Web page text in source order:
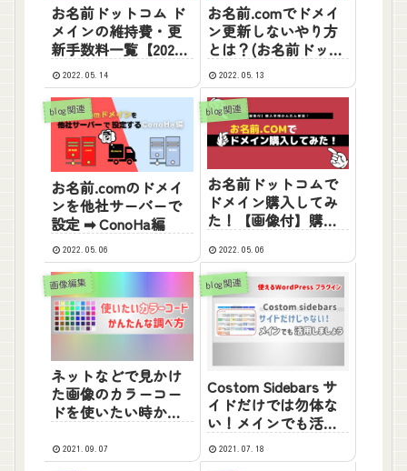
お名前ドットコム ド
メインの維持費・更
新手数料一覧【2022
年版まとめ】
2022.05.14
お名前.comでドメイ
ン更新しないやり方
とは？(お名前ドット
コム)【2022年版】
2022.05.13
blog関連
お名前.comのドメイ
ンを他社サーバーで
設定 ➡ ConoHa編
2022.05.06
blog関連
お名前ドットコムで
ドメイン購入してみ
た！【画像付】購入
2022.05.06
画像編集
ネットなどで見かけ
た画像のカラーコー
ドを使いたい時かん
【画像付】
2021.09.07
blog関連
Costom Sidebars サ
イドだけでは勿体な
い！メインでも活用
すべし！
2021.07.18